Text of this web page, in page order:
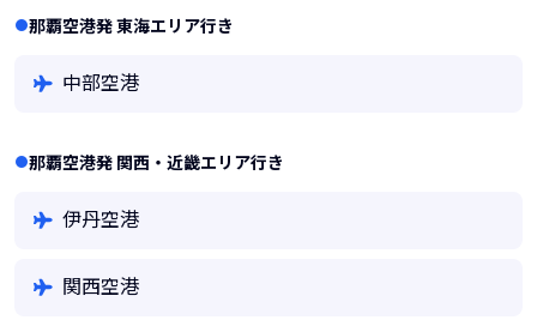
那覇空港発 東海エリア行き
中部空港
那覇空港発 関西・近畿エリア行き
伊丹空港
関西空港